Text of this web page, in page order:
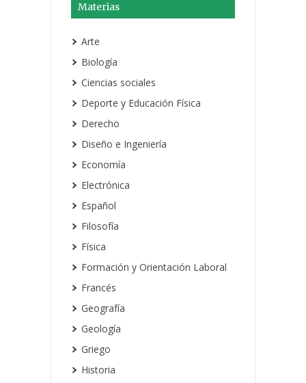
Materias
Arte
Biología
Ciencias sociales
Deporte y Educación Física
Derecho
Diseño e Ingeniería
Economía
Electrónica
Español
Filosofía
Física
Formación y Orientación Laboral
Francés
Geografía
Geología
Griego
Historia